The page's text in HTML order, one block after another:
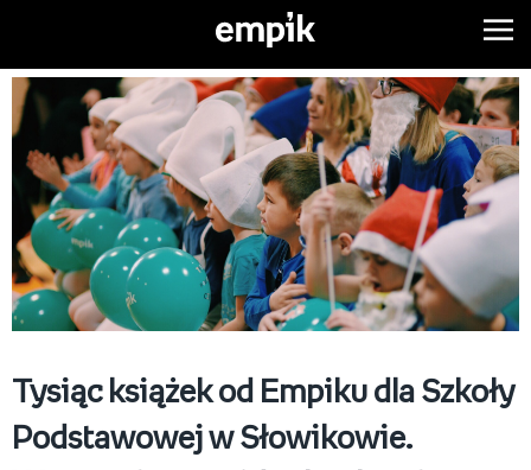
Tysiąc książek od Empiku dla Szkoły
Podstawowej w Słowikowie.